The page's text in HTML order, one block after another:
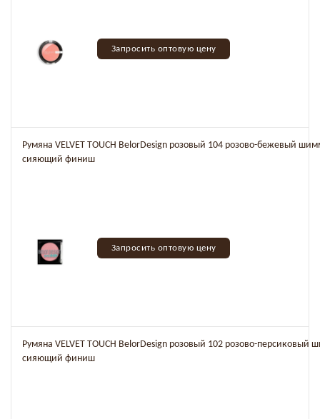
Запросить оптовую цену
Румяна VELVET TOUCH BelorDesign розовый 104 розово-бежевый
сияющий финиш
Запросить оптовую цену
Румяна VELVET TOUCH BelorDesign розовый 102 розово-персиковый
сияющий финиш